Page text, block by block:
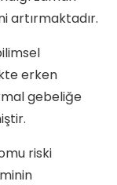
artırmaktadır.
erken
gebeliğe
riski